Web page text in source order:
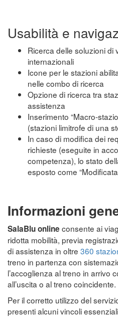
Usabilità e
Ricerca delle soluzioni di
internazionali
Icone per le stazioni
nelle combo di ricerca
Opzione di ricerca tra
assistenza
Inserimento “Macro-
(stazioni limitrofe di una
In caso di modifica dei
richieste (eseguite in
competenza), lo stato
esposto come
Informazioni
SalaBlu online consente ai
ridotta mobilità, previa
di assistenza in oltre 360
treno in partenza con
l’accoglienza al treno in arrivo
all’uscita o al treno coincidente.
Per il corretto utilizzo del
presenti alcuni vincoli